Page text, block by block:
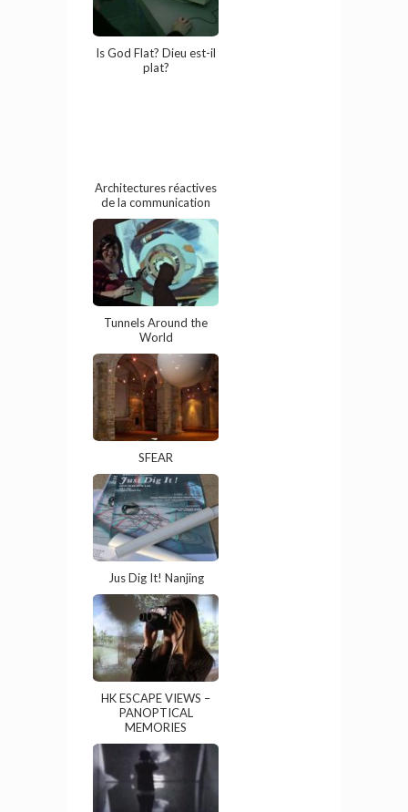
Is God Flat? Dieu est-il
plat?
Architectures réactives
de la communication
Tunnels Around the
World
SFEAR
Jus Dig It! Nanjing
HK ESCAPE VIEWS –
PANOPTICAL
MEMORIES